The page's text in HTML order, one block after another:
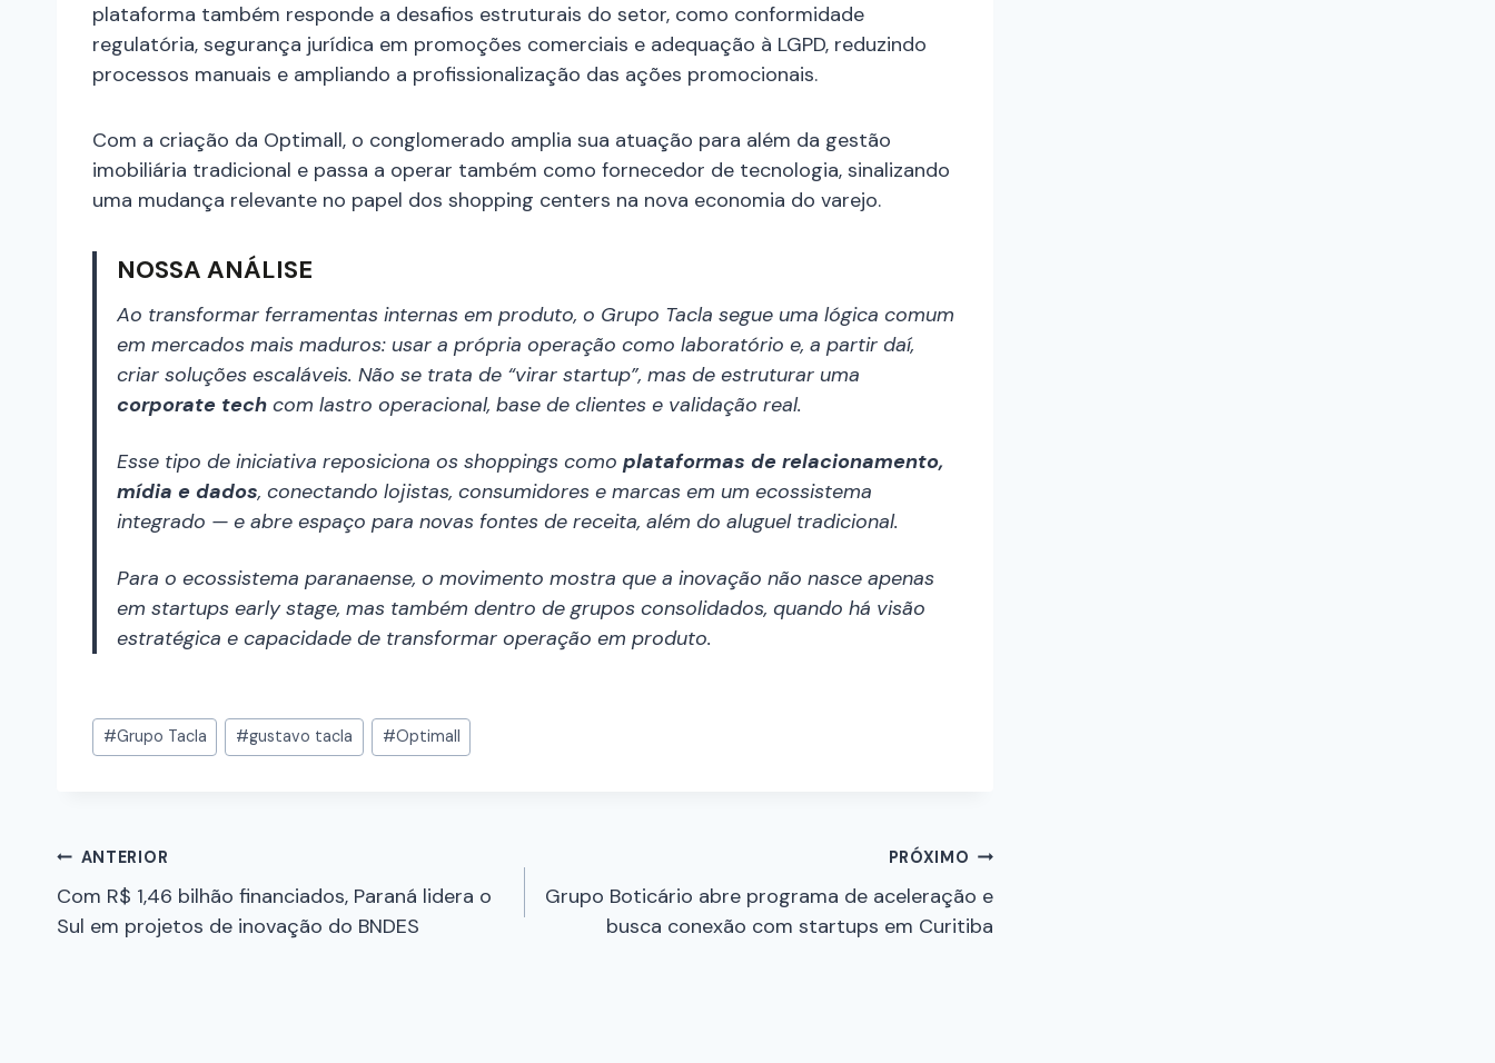
plataforma também responde a desafios estruturais do setor, como conformidade
regulatória, segurança jurídica em promoções comerciais e adequação à LGPD, reduzindo
processos manuais e ampliando a profissionalização das ações promocionais.
Com a criação da Optimall, o conglomerado amplia sua atuação para além da gestão
imobiliária tradicional e passa a operar também como fornecedor de tecnologia, sinalizando
uma mudança relevante no papel dos shopping centers na nova economia do varejo.
NOSSA ANÁLISE
Ao transformar ferramentas internas em produto, o Grupo Tacla segue uma lógica comum
em mercados mais maduros: usar a própria operação como laboratório e, a partir daí,
criar soluções escaláveis. Não se trata de “virar startup”, mas de estruturar uma
corporate tech com lastro operacional, base de clientes e validação real.
Esse tipo de iniciativa reposiciona os shoppings como plataformas de relacionamento,
mídia e dados, conectando lojistas, consumidores e marcas em um ecossistema
integrado — e abre espaço para novas fontes de receita, além do aluguel tradicional.
Para o ecossistema paranaense, o movimento mostra que a inovação não nasce apenas
em startups early stage, mas também dentro de grupos consolidados, quando há visão
estratégica e capacidade de transformar operação em produto.
#Grupo Tacla #gustavo tacla #Optimall
ANTERIOR
Com R$ 1,46 bilhão financiados, Paraná lidera o
Sul em projetos de inovação do BNDES
PRÓXIMO
Grupo Boticário abre programa de aceleração e
busca conexão com startups em Curitiba